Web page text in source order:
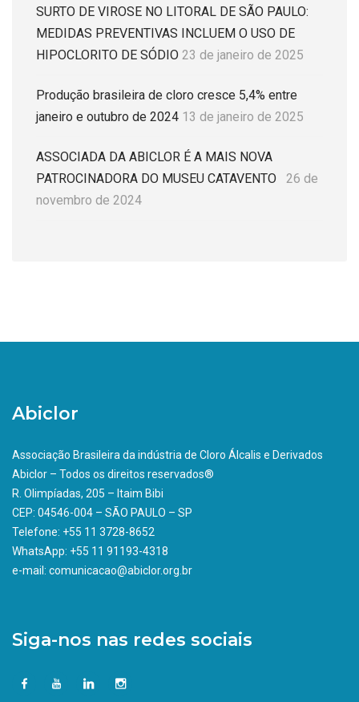
SURTO DE VIROSE NO LITORAL DE SÃO PAULO:
MEDIDAS PREVENTIVAS INCLUEM O USO DE
HIPOCLORITO DE SÓDIO 23 de janeiro de 2025
Produção brasileira de cloro cresce 5,4% entre
janeiro e outubro de 2024 13 de janeiro de 2025
ASSOCIADA DA ABICLOR É A MAIS NOVA
PATROCINADORA DO MUSEU CATAVENTO
26 de
novembro de 2024
Abiclor
Associação Brasileira da indústria de Cloro Álcalis e Derivados
Abiclor – Todos os direitos reservados®
R. Olimpíadas, 205 – Itaim Bibi
CEP: 04546-004 – SÃO PAULO – SP
Telefone: +55 11 3728-8652
WhatsApp: +55 11 91193-4318
e-mail: comunicacao@abiclor.org.br
Siga-nos nas redes sociais